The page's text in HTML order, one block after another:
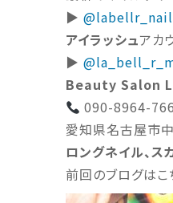
▶︎ @labellr_nail
アイラッシュアカ
▶︎
Beauty Salon
090-8964-
愛知県名古屋市
ロングネイル、ス
前回のブログは